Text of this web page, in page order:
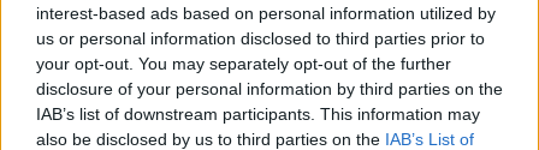
interest-based ads based on personal information utilized by
us or personal information disclosed to third parties prior to
your opt-out. You may separately opt-out of the further
disclosure of your personal information by third parties on the
IAB’s list of downstream participants. This information may
also be disclosed by us to third parties on the IAB’s List of
πρωθυπουργού